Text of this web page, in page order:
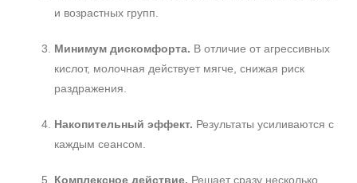
и возрастных групп.
Минимум дискомфорта. В отличие от агрессивных
кислот, молочная действует мягче, снижая риск
раздражения.
Накопительный эффект. Результаты усиливаются с
каждым сеансом.
Комплексное действие. Решает сразу несколько